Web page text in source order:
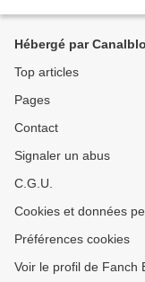
Hébergé par
Top articles
Pages
Contact
Signaler un abus
C.G.U.
Cookies et données
Préférences cookies
Voir le profil de Fanch